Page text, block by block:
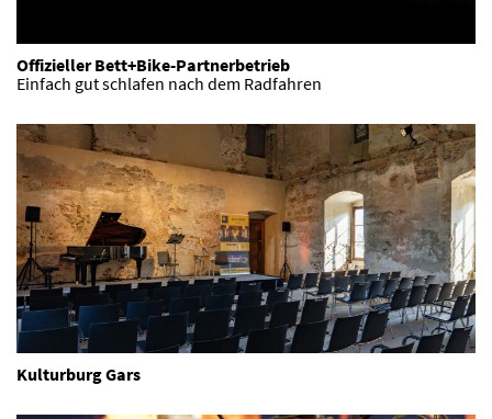
Offizieller Bett+Bike-Partnerbetrieb
Einfach gut schlafen nach dem Radfahren
Kulturburg Gars